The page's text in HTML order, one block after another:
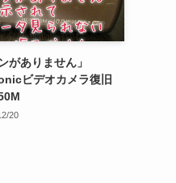
がありません」
ビデオカメラ復旧
20